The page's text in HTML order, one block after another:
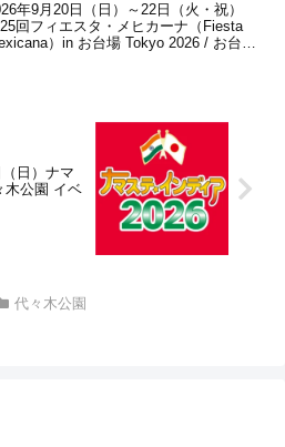
年9月20日（日）～22日（火・祝）
回フィエスタ・メヒカーナ（Fiesta
）in お台場 Tokyo 2026 / お台場
日）ナマ
木公園 イベ
代々木公園